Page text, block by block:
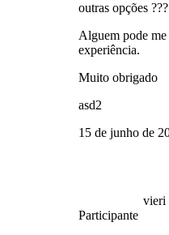
outras opções
Alguem pode me
experiência.
Muito obrigado
asd2
15 de junho de
vieri
Participante